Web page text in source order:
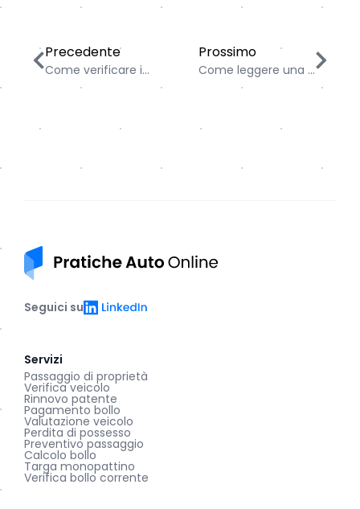
Come verificare il Bollo Auto pagato o non pagato
Precedente
Come verificare i...
Come leggere una
Prossimo
Come leggere una ...
LinkedIn
Seguici su
Servizi
Passaggio di proprietà
Verifica veicolo
Rinnovo patente
Pagamento bollo
Valutazione veicolo
Perdita di possesso
Preventivo passaggio
Calcolo bollo
Targa monopattino
Verifica bollo corrente